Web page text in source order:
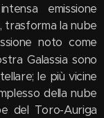
emissione
trasforma la nube
noto come
Galassia sono
le più vicine
della nube
del Toro-Auriga